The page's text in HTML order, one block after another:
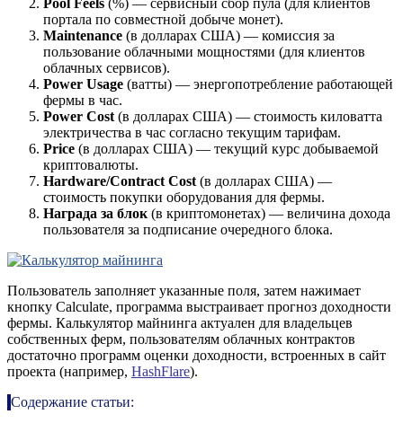
портала по совместной добыче монет).
Maintenance (в долларах США) — комиссия за
пользование облачными мощностями (для клиентов
облачных сервисов).
Power Usage (ватты) — энергопотребление работающей
фермы в час.
Power Cost (в долларах США) — стоимость киловатта
электричества в час согласно текущим тарифам.
Price (в долларах США) — текущий курс добываемой
криптовалюты.
Hardware/Contract Cost (в долларах США) —
стоимость покупки оборудования для фермы.
Награда за блок (в криптомонетах) — величина дохода
пользователя за подписание очередного блока.
Пользователь заполняет указанные поля, затем нажимает
кнопку Calculate, программа выстраивает прогноз доходности
фермы. Калькулятор майнинга актуален для владельцев
собственных ферм, пользователям облачных контрактов
достаточно программ оценки доходности, встроенных в сайт
проекта (например, HashFlare).
Содержание статьи: